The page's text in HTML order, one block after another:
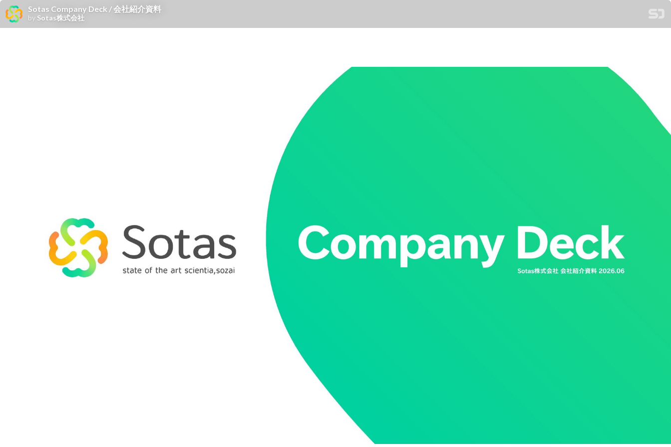
Sotas Company Deck / 会社紹介資料
by Sotas株式会社